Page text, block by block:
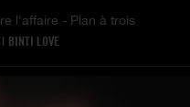
l'affaire - Plan à trois
| BINTI LOVE